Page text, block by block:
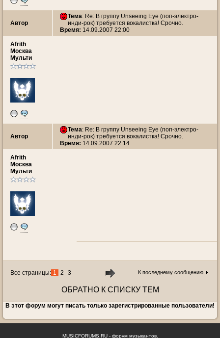
Автор
Тема: Re: В группу Unseeing Eye (поп-электро-
инди-рок) требуется вокалистка! Срочно.
Время: 14.09.2007 22:00
Afrith
Москва
Мульти
Автор
Тема: Re: В группу Unseeing Eye (поп-электро-
инди-рок) требуется вокалистка! Срочно.
Время: 14.09.2007 22:14
Afrith
Москва
Мульти
Все страницы: 1 2 3 К последнему сообщению
ОБРАТНО К СПИСКУ ТЕМ
В этот форум могут писать только зарегистрированные пользователи!
MUSICFORUMS.RU - форум музыкантов.